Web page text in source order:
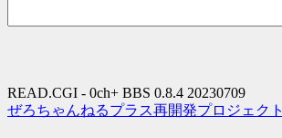
READ.CGI - 0ch+ BBS 0.8.4 20230709
ぜろちゃんねるプラス再開発プロジェクト